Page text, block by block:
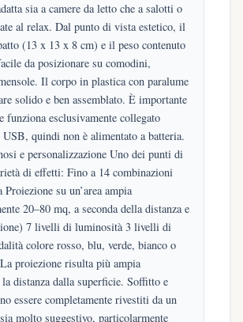
sia a camere da letto che a salotti o
al relax. Dal punto di vista estetico, il
(13 x 13 x 8 cm) e il peso contenuto
da posizionare su comodini,
Il corpo in plastica con paralume
solido e ben assemblato. È importante
funziona esclusivamente collegato
USB, quindi non è alimentato a batteria.
e personalizzazione Uno dei punti di
di effetti: Fino a 14 combinazioni
su un’area ampia
20–80 mq, a seconda della distanza e
7 livelli di luminosità 3 livelli di
colore rosso, blu, verde, bianco o
proiezione risulta più ampia
la distanza dalla superficie. Soffitto e
essere completamente rivestiti da un
molto suggestivo, particolarmente